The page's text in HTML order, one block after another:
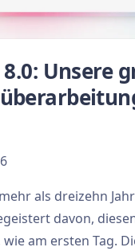
Unsere
als dreizehn
davon,
am ersten Tag.